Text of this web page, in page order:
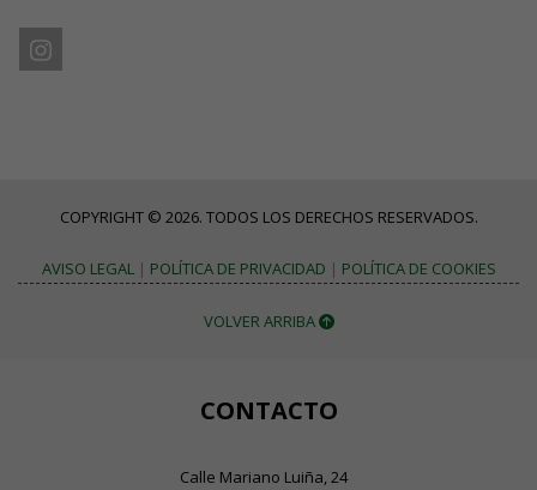
COPYRIGHT © 2026. TODOS LOS DERECHOS RESERVADOS.
AVISO LEGAL| POLÍTICA DE PRIVACIDAD | POLÍTICA DE COOKIES
VOLVER ARRIBA
CONTACTO
Calle Mariano Luiña, 24